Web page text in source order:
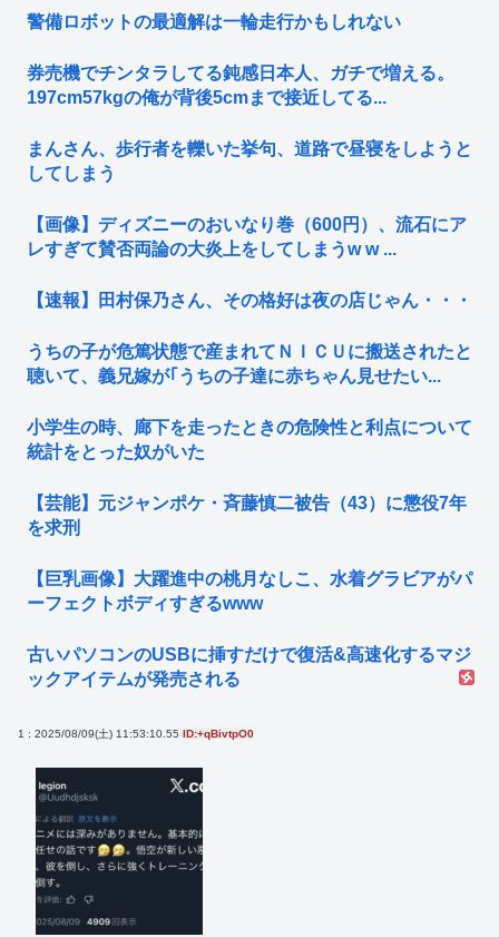
警備ロボットの最適解は一輪走行かもしれない
券売機でチンタラしてる鈍感日本人、ガチで増える。
197cm57kgの俺が背後5cmまで接近してる...
まんさん、歩行者を轢いた挙句、道路で昼寝をしようと
してしまう
【画像】ディズニーのおいなり巻（600円）、流石にア
レすぎて賛否両論の大炎上をしてしまうw w ...
【速報】田村保乃さん、その格好は夜の店じゃん・・・
うちの子が危篤状態で産まれてＮＩＣＵに搬送されたと
聴いて、義兄嫁が｢うちの子達に赤ちゃん見せたい...
小学生の時、廊下を走ったときの危険性と利点について
統計をとった奴がいた
【芸能】元ジャンポケ・斉藤慎二被告（43）に懲役7年
を求刑
【巨乳画像】大躍進中の桃月なしこ、水着グラビアがパ
ーフェクトボディすぎるwww
古いパソコンのUSBに挿すだけで復活&高速化するマジ
ックアイテムが発売される
1 : 2025/08/09(土) 11:53:10.55 ID:+qBivtpO0